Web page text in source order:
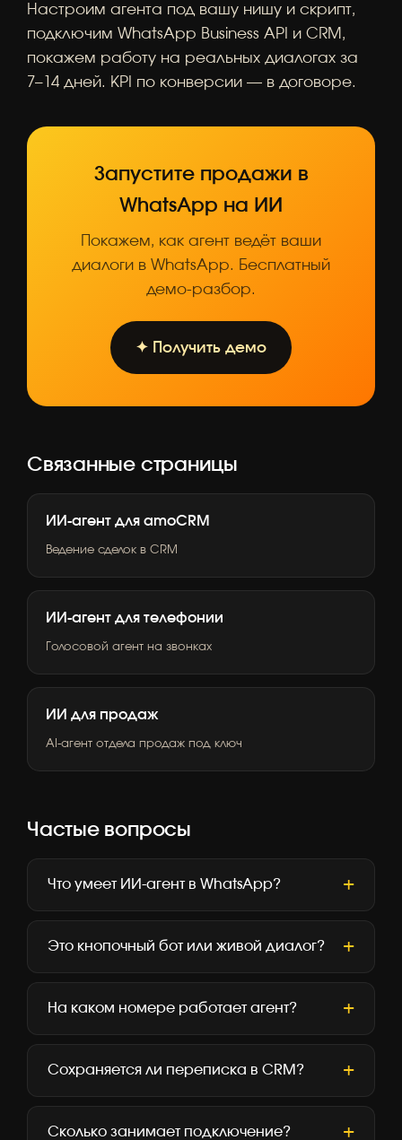
Настроим агента под вашу нишу и скрипт,
подключим WhatsApp Business API и CRM,
покажем работу на реальных диалогах за
7–14 дней. KPI по конверсии — в договоре.
Запустите продажи в
WhatsApp на ИИ
Покажем, как агент ведёт ваши
диалоги в WhatsApp. Бесплатный
демо-разбор.
✦ Получить демо
Связанные страницы
ИИ-агент для amoCRM
Ведение сделок в CRM
ИИ-агент для телефонии
Голосовой агент на звонках
ИИ для продаж
AI-агент отдела продаж под ключ
Частые вопросы
Что умеет ИИ-агент в WhatsApp?
Это кнопочный бот или живой диалог?
На каком номере работает агент?
Сохраняется ли переписка в CRM?
Сколько занимает подключение?